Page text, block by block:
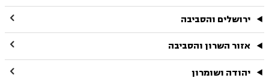
ירושלים והסביבה 
אזור השרון והסביבה 
יהודה ושומרון 